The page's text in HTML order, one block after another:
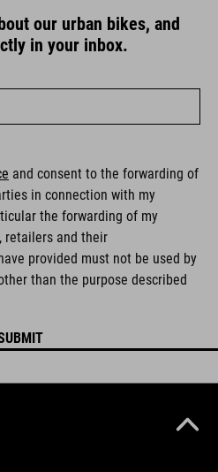
our urban bikes, and
in your inbox.
and consent to the forwarding of
in connection with my
the forwarding of my
retailers and their
provided must not be used by
than the purpose described